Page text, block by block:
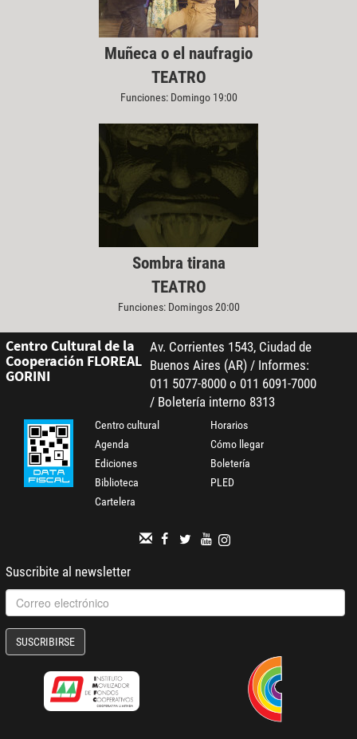
Muñeca o el naufragio
TEATRO
Funciones: Domingo 19:00
Sombra tirana
TEATRO
Funciones: Domingos 20:00
Centro Cultural de la
Cooperación FLOREAL
GORINI
Av. Corrientes 1543, Ciudad de
Buenos Aires (AR) / Informes:
011 5077-8000 o 011 6091-7000
/ Boletería interno 8313
Centro cultural
Agenda
Ediciones
Biblioteca
Cartelera
Horarios
Cómo llegar
Boletería
PLED
Suscribite al newsletter
SUSCRIBIRSE